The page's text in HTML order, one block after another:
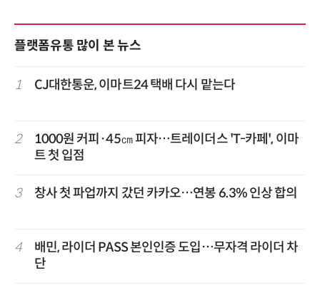
플랫폼유통 많이 본 뉴스
1 CJ대한통운, 이마트24 택배 다시 맡는다
2
1000원 커피·45㎝ 피자…트레이더스 'T-카페', 이마
트 첫 입점
3 창사 첫 파업까지 갔던 카카오…연봉 6.3% 인상 합의
4
배민, 라이더 PASS 본인인증 도입…무자격 라이더 차
단